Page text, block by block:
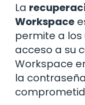
La
Workspace
permite a
acceso a su
Workspace
la